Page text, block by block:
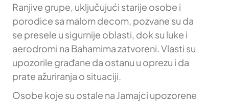
Ranjive grupe, uključujući starije osobe i
porodice sa malom decom, pozvane su da
se presele u sigurnije oblasti, dok su luke i
aerodromi na Bahamima zatvoreni. Vlasti su
upozorile građane da ostanu u oprezu i da
prate ažuriranja o situaciji.
Osobe koje su ostale na Jamajci upozorene